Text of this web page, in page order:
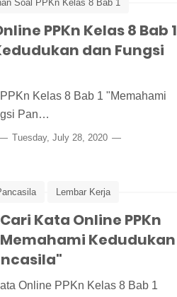
Soal PPKn Kelas 8 Bab 1
PPKn Kelas 8 Bab 1
dan Fungsi
Kelas 8 Bab 1 "Memahami
Pan…
Tuesday, July 28, 2020
Lembar Kerja
Kata Online PPKn
Kedudukan
Online PPKn Kelas 8 Bab 1